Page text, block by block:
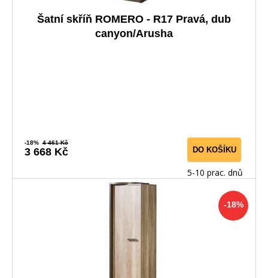
Šatní skříň ROMERO - R17 Pravá, dub
canyon/Arusha
-18% 4 461 Kč
3 668 Kč DO KOŠÍKU
5-10 prac. dnů
-18%